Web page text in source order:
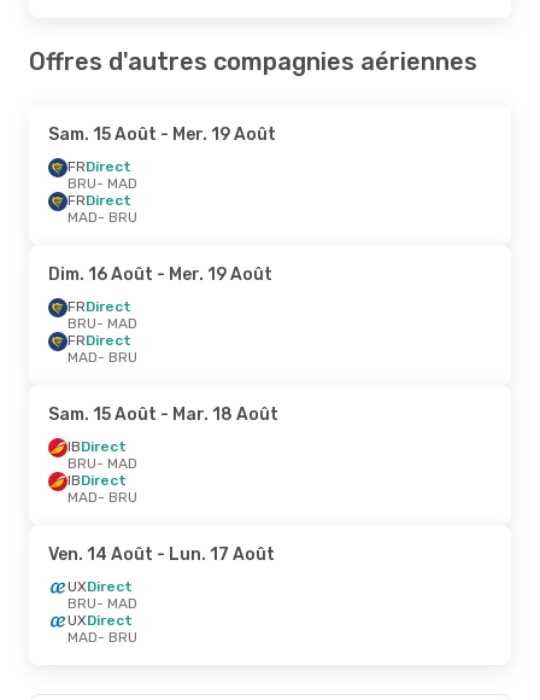
Offres d'autres compagnies aériennes
Sam. 15 Août - Mer. 19 Août
FRDirect
BRU- MAD
FRDirect
MAD- BRU
Dim. 16 Août - Mer. 19 Août
FRDirect
BRU- MAD
FRDirect
MAD- BRU
Sam. 15 Août - Mar. 18 Août
IBDirect
BRU- MAD
IBDirect
MAD- BRU
Ven. 14 Août - Lun. 17 Août
UXDirect
BRU- MAD
UXDirect
MAD- BRU